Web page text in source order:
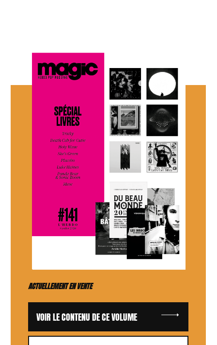
ACTUELLEMENT EN VENTE
VOIR LE CONTENU DE CE VOLUME